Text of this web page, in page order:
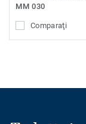
MM 030
Comparaţi